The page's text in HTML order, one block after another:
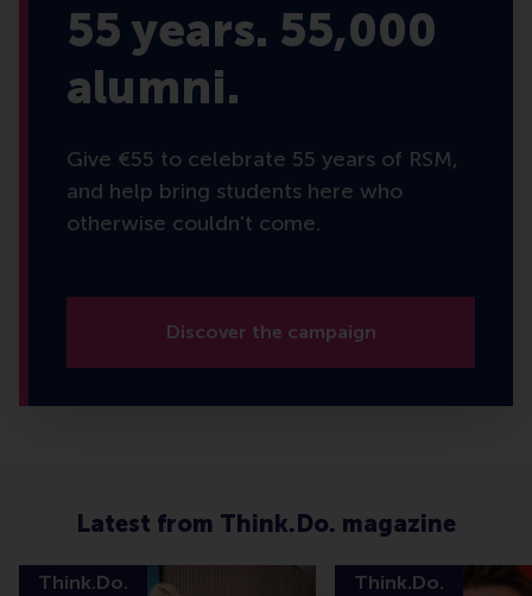
55 years. 55,000
alumni.
Give €55 to celebrate 55 years of RSM,
and help bring students here who
otherwise couldn't come.
€0 RAISED GOAL:€55,000
Discover the campaign
Latest from Think.Do. magazine
Think.Do. Think.Do.